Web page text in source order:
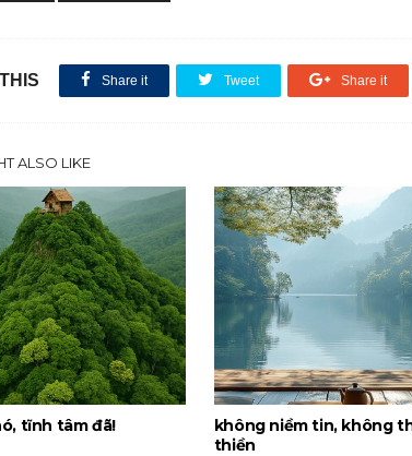
Share it Tweet Share it
ALSO LIKE
tĩnh tâm đã!
không niềm tin, không
thiền